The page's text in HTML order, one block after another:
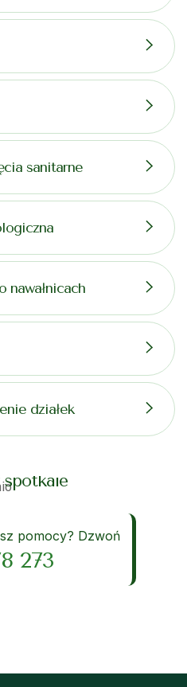
sanitarne
nawałnicach
działek
pomocy? Dzwoń
273